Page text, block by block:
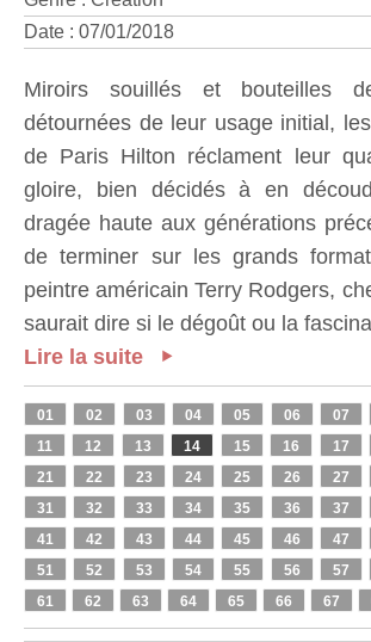
Date : 07/01/2018
Miroirs souillés et bouteilles
détournées de leur usage initial,
de Paris Hilton réclament leur
gloire, bien décidés à en
dragée haute aux générations
de terminer sur les grands
peintre américain Terry Rodgers,
saurait dire si le dégoût ou la
Lire la suite
01 02 03 04 05 06 07
11
12 13 14 15 16 17
21
22 23 24 25 26 27
31
32 33 34 35 36 37
41
42 43 44 45 46 47
51
52 53 54 55 56 57
61
62 63 64 65 66 67